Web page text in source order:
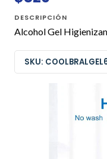
DESCRIPCIÓN
Alcohol Gel
SKU: